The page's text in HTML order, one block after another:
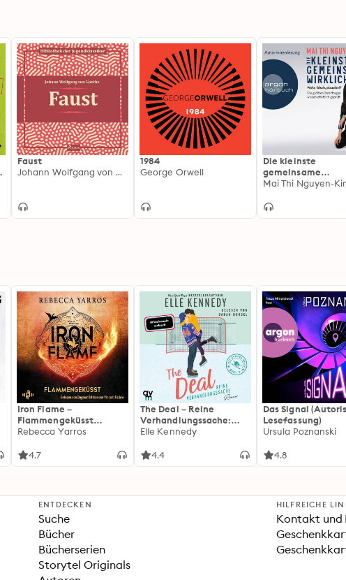
Faust
Johann Wolfgang von Goethe
1984
George Orwell
Die kleinste
gemeinsame
Wirklichkeit -
größten
Mai Thi Nguyen-
Iron Flame –
Flammengeküsst
(Flammengeküsst-Reihe
Fortsetzung des
Rebecca Yarros
4.7
The Deal – Reine
Verhandlungssache:
Off-Campus 1 | Roman |
Prickelnde College-
Elle Kennedy
4.4
Das Signal
Lesefassung)
Ursula Poznanski
4.8
ENTDECKEN
Suche
Bücher
Bücherserien
Storytel Originals
HILFREICHE
Kontakt und